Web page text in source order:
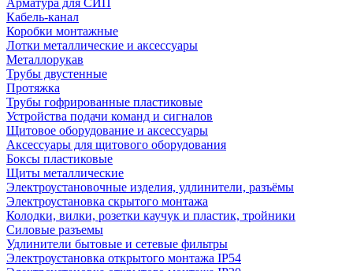
Арматура для СИП
Кабель-канал
Коробки монтажные
Лотки металлические и аксессуары
Металлорукав
Трубы двустенные
Протяжка
Трубы гофрированные пластиковые
Устройства подачи команд и сигналов
Щитовое оборудование и аксессуары
Аксессуары для щитового оборудования
Боксы пластиковые
Щиты металлические
Электроустановочные изделия, удлинители, разъёмы
Электроустановка скрытого монтажа
Колодки, вилки, розетки каучук и пластик, тройники
Силовые разъемы
Удлинители бытовые и сетевые фильтры
Электроустановка открытого монтажа IP54